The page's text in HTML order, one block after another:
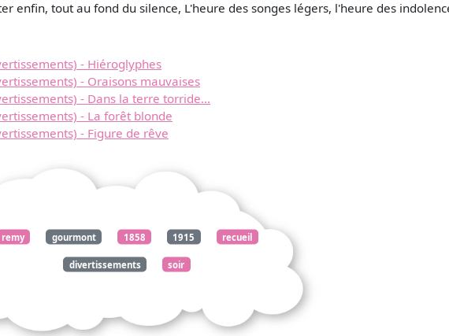
enfin, tout au fond du silence, L'heure des songes légers, l'heure des
- Hiéroglyphes
- Oraisons mauvaises
- Dans la terre torride...
- La forêt blonde
- Figure de rêve
remy gourmont 1858 1915 recueil
divertissements soir